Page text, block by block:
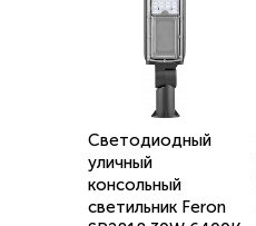
Светодиодный
уличный
консольный
светильник Feron